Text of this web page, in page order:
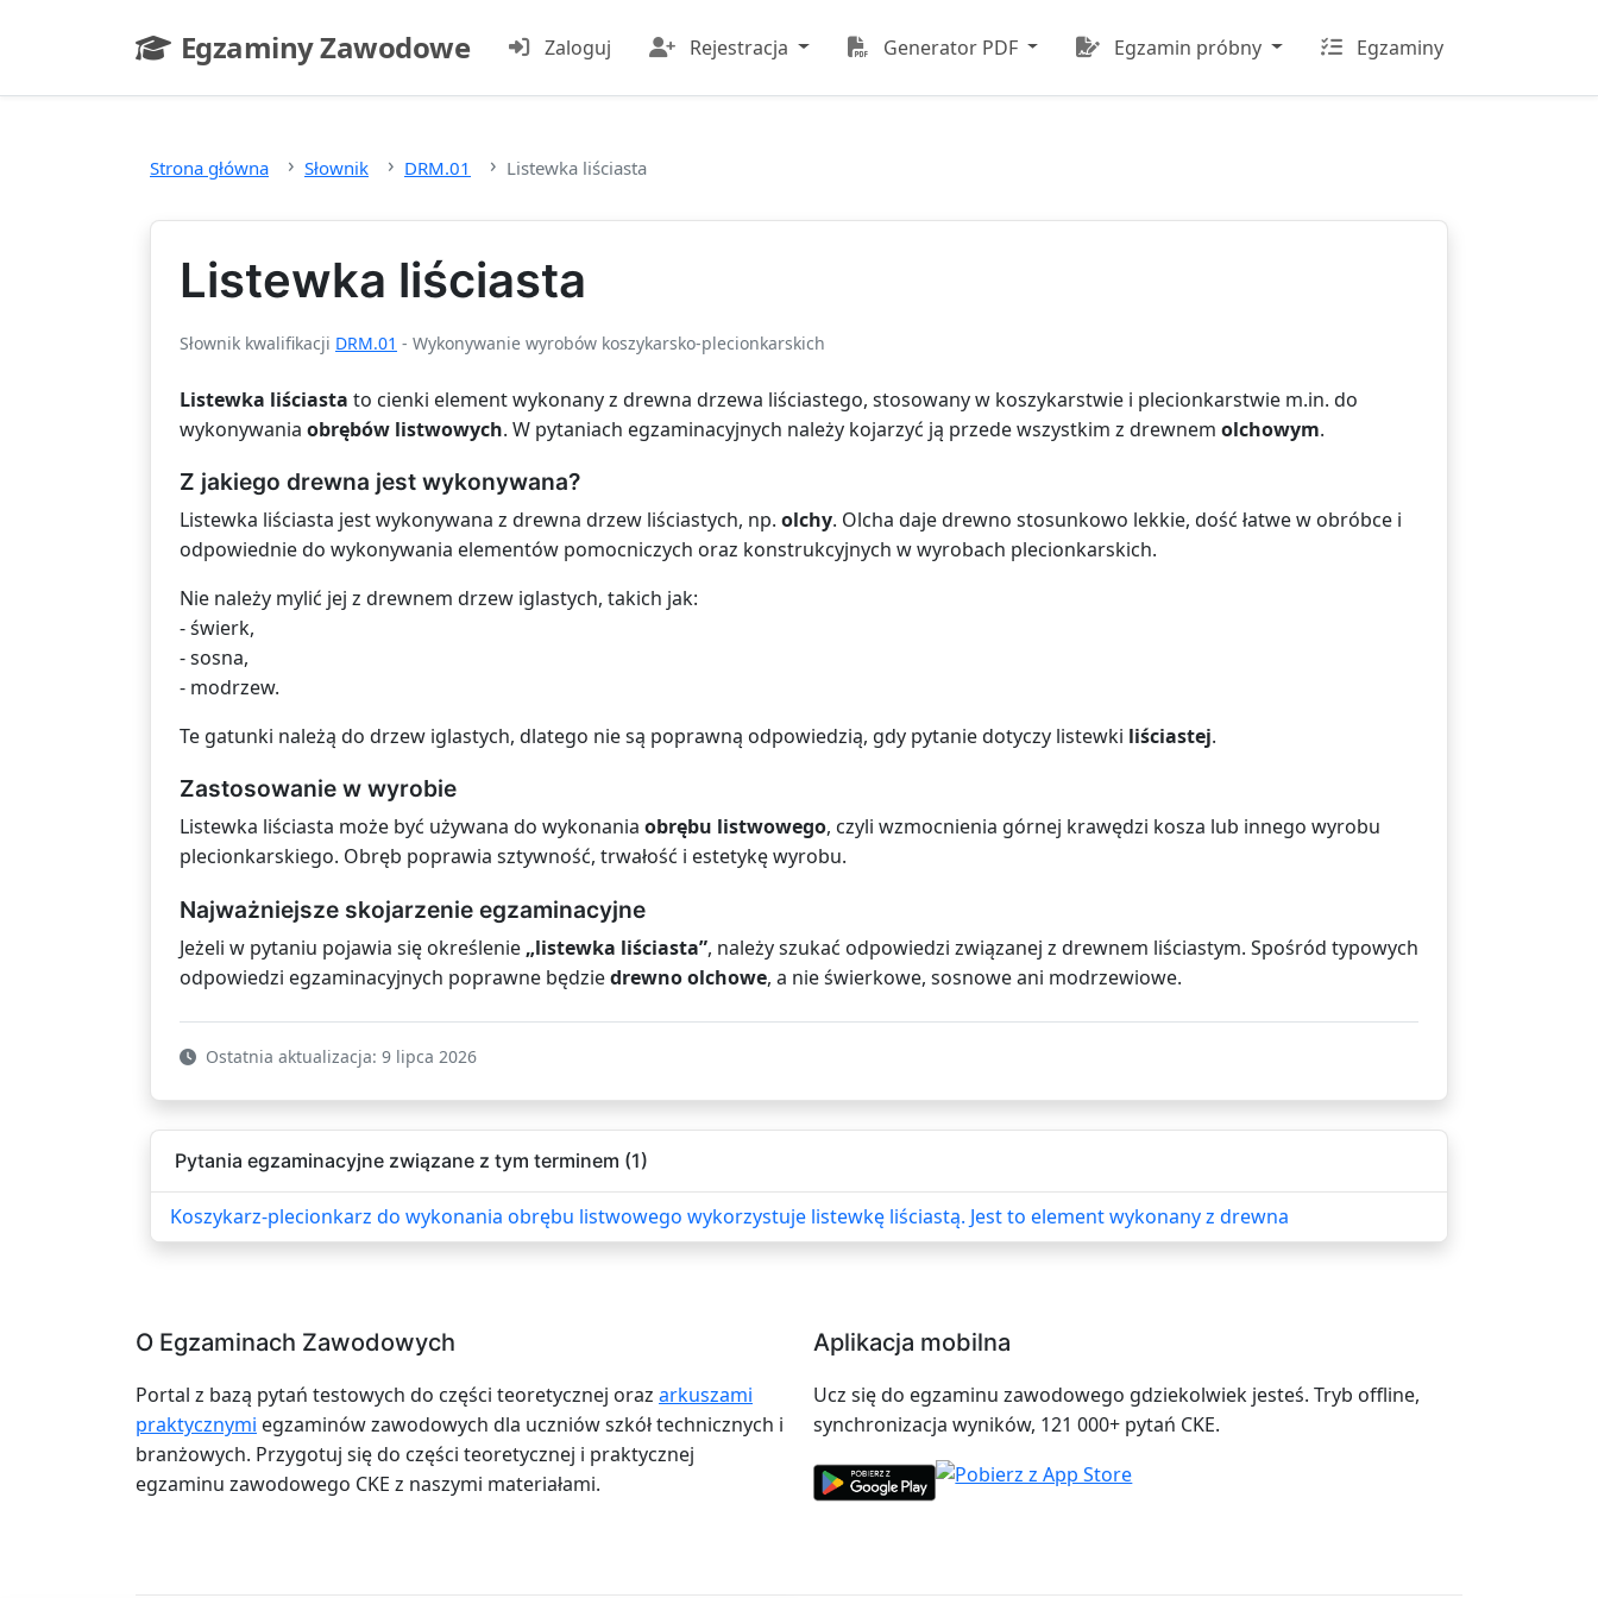
Egzaminy Zawodowe
- strona główna
Zaloguj Rejestracja Generator PDF Egzamin próbny Egzaminy
Strona główna Słownik DRM.01 Listewka liściasta
Listewka liściasta
Słownik kwalifikacji DRM.01 - Wykonywanie wyrobów koszykarsko-plecionkarskich
Listewka liściasta to cienki element wykonany z drewna drzewa liściastego, stosowany w koszykarstwie i plecionkarstwie m.in. do
wykonywania obrębów listwowych. W pytaniach egzaminacyjnych należy kojarzyć ją przede wszystkim z drewnem olchowym.
Z jakiego drewna jest wykonywana?
Listewka liściasta jest wykonywana z drewna drzew liściastych, np. olchy. Olcha daje drewno stosunkowo lekkie, dość łatwe w obróbce i
odpowiednie do wykonywania elementów pomocniczych oraz konstrukcyjnych w wyrobach plecionkarskich.
Nie należy mylić jej z drewnem drzew iglastych, takich jak:
- świerk,
- sosna,
- modrzew.
Te gatunki należą do drzew iglastych, dlatego nie są poprawną odpowiedzią, gdy pytanie dotyczy listewki liściastej.
Zastosowanie w wyrobie
Listewka liściasta może być używana do wykonania obrębu listwowego, czyli wzmocnienia górnej krawędzi kosza lub innego wyrobu
plecionkarskiego. Obręb poprawia sztywność, trwałość i estetykę wyrobu.
Najważniejsze skojarzenie egzaminacyjne
Jeżeli w pytaniu pojawia się określenie „listewka liściasta”, należy szukać odpowiedzi związanej z drewnem liściastym. Spośród typowych
odpowiedzi egzaminacyjnych poprawne będziedrewno olchowe, a nie świerkowe, sosnowe ani modrzewiowe.
Ostatnia aktualizacja: 9 lipca 2026
Pytania egzaminacyjne związane z tym terminem (1)
Koszykarz-plecionkarz do wykonania obrębu listwowego wykorzystuje listewkę liściastą. Jest to element wykonany z drewna
O Egzaminach Zawodowych
Portal z bazą pytań testowych do części teoretycznej oraz arkuszami
praktycznymi egzaminów zawodowych dla uczniów szkół technicznych i
branżowych. Przygotuj się do części teoretycznej i praktycznej
egzaminu zawodowego CKE z naszymi materiałami.
Aplikacja mobilna
Ucz się do egzaminu zawodowego gdziekolwiek jesteś. Tryb offline,
synchronizacja wyników, 121 000+ pytań CKE.